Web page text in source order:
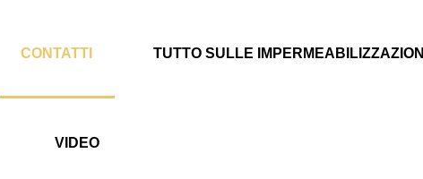
CONTATTI TUTTO SULLE IMPERMEABILIZZAZIONI
VIDEO